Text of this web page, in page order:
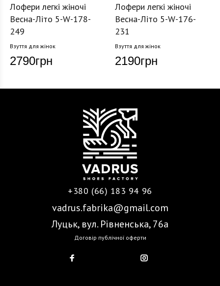
Лофери легкі жіночі
Весна-Літо 5-W-178-
249
Взуття для жінок
2790грн
Лофери легкі жіночі
Весна-Літо 5-W-176-
231
Взуття для жінок
2190грн
+380 (66) 183 94 96
vadrus.fabrika@gmail.com
Луцьк, вул. Рівненська, 76а
Договір публічної оферти